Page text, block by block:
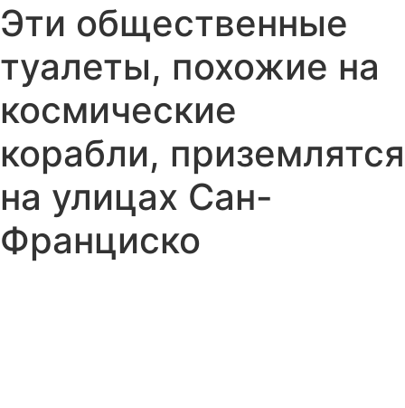
Эти общественные
туалеты, похожие на
космические
корабли, приземлятся
на улицах Сан-
Франциско